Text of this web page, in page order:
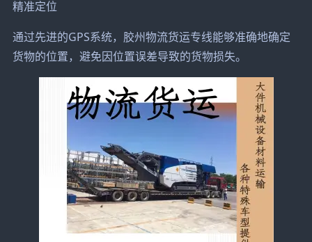
精准定位
通过先进的GPS系统，胶州物流货运专线能够准确地确定
货物的位置，避免因位置误差导致的货物损失。